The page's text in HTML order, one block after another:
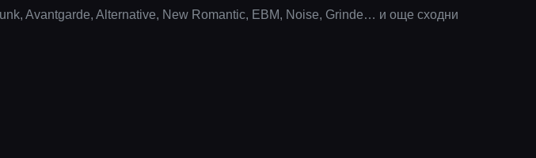
Avantgarde, Alternative, New Romantic, EBM, Noise, Grinde… и още сходни